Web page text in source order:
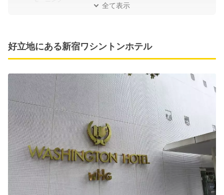
全て表示
好立地にある新宿ワシントンホテル